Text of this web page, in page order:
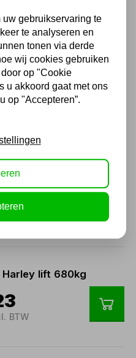
MW 400
LANG
en pneumatisch
FALCO
1000kg
BTW
lift 680kg
BTW
gebruikservaring te
te analyseren en
tonen via derde
wij cookies gebruiken
op "Cookie
u akkoord gaat met ons
op "Accepteren”.